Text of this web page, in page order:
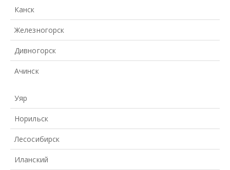
Канск
Железногорск
Дивногорск
Ачинск
Уяр
Норильск
Лесосибирск
Иланский